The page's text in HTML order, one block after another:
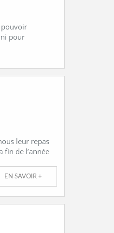
pouvoir
pour
leur repas
fin de l’année
EN SAVOIR +